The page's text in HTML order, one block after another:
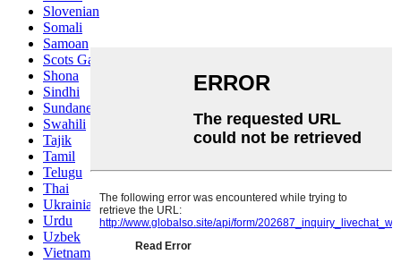
Slovenian
Somali
Samoan
Scots Gaelic
Shona
Sindhi
Sundanese
Swahili
Tajik
Tamil
Telugu
Thai
Ukrainian
Urdu
Uzbek
Vietnamese